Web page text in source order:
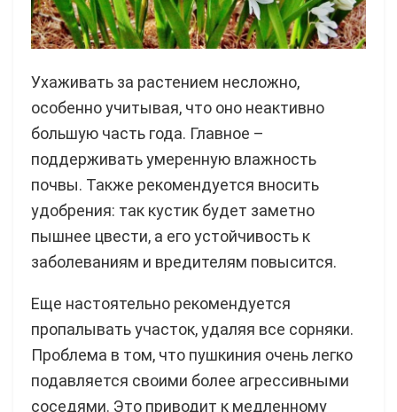
Ухаживать за растением несложно,
особенно учитывая, что оно неактивно
большую часть года. Главное –
поддерживать умеренную влажность
почвы. Также рекомендуется вносить
удобрения: так кустик будет заметно
пышнее цвести, а его устойчивость к
заболеваниям и вредителям повысится.
Еще настоятельно рекомендуется
пропалывать участок, удаляя все сорняки.
Проблема в том, что пушкиния очень легко
подавляется своими более агрессивными
соседями. Это приводит к медленному